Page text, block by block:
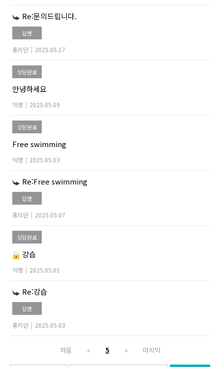
Re:문의드립니다.
답변
홍리단 | 2025.05.17
상담완료
안녕하세요
익명 | 2025.05.09
상담완료
Free swimming
익명 | 2025.05.03
Re:Free swimming
답변
홍리단 | 2025.05.07
상담완료
강습
익명 | 2025.05.01
Re:강습
답변
홍리단 | 2025.05.03
처음 « 5 » 마지막